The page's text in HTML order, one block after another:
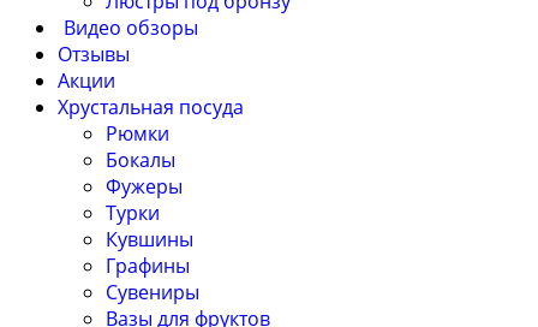
Видео обзоры
Отзывы
Акции
Хрустальная посуда
Рюмки
Бокалы
Фужеры
Турки
Кувшины
Графины
Сувениры
Вазы для фруктов